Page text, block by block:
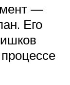
—
Его